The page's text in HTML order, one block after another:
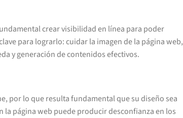
crear visibilidad en línea para poder
para lograrlo: cuidar la imagen de la página web,
y generación de contenidos efectivos.
por lo que resulta fundamental que su diseño sea
la página web puede producir desconfianza en los